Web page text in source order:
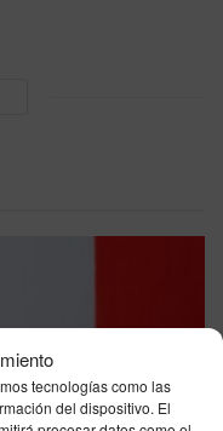
tecnologías como las
del dispositivo. El